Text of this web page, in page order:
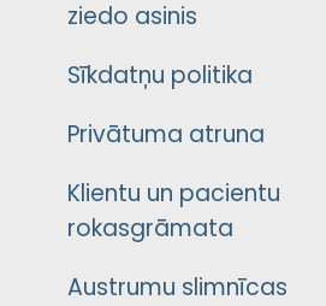
ziedo asinis
Sīkdatņu politika
Privātuma atruna
Klientu un pacientu
rokasgrāmata
Austrumu slimnīcas